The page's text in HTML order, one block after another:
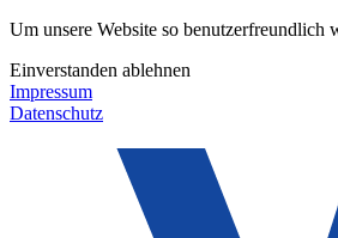
Um unsere Website so
Einverstanden ablehnen
Impressum
Datenschutz